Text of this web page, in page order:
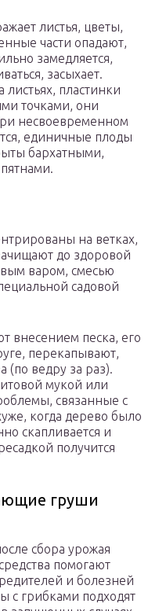
листья, цветы,
части опадают,
замедляется,
засыхает.
пластинки
точками, они
несвоевременном
единичные плоды
бархатными,
на ветках,
до здоровой
варом, смесью
садовой
внесением песка, его
перекапывают,
(по ведру за раз).
мукой или
связанные с
когда дерево было
скапливается и
получится
груши
сбора урожая
помогают
и болезней
с грибками подходят